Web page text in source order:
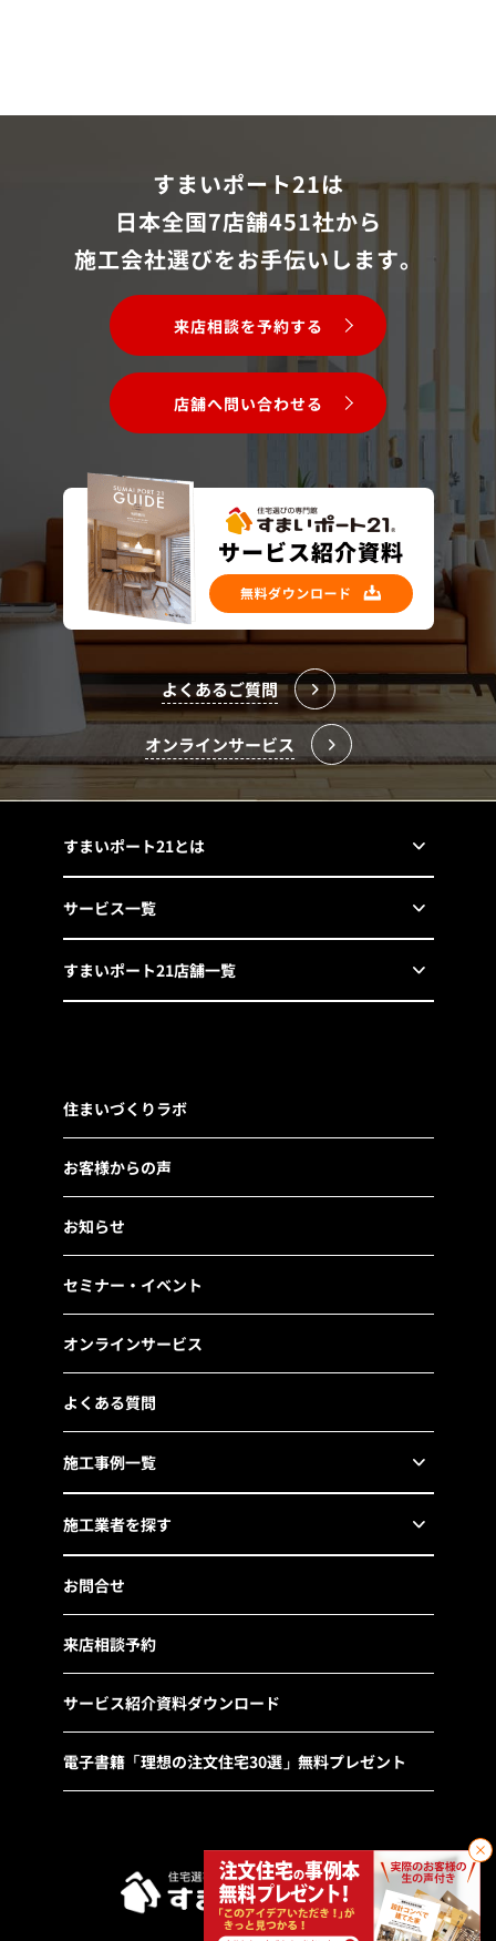
すまいポート21は
日本全国7店舗451社から
施工会社選びをお手伝いします。
来店相談を予約する
店舗へ問い合わせる
よくあるご質問
オンラインサービス
すまいポート21とは
サービス一覧
すまいポート21店舗一覧
住まいづくりラボ
お客様からの声
お知らせ
セミナー・イベント
オンラインサービス
よくある質問
施工事例一覧
施工業者を探す
お問合せ
来店相談予約
サービス紹介資料ダウンロード
電子書籍「理想の注文住宅30選」無料プレゼント